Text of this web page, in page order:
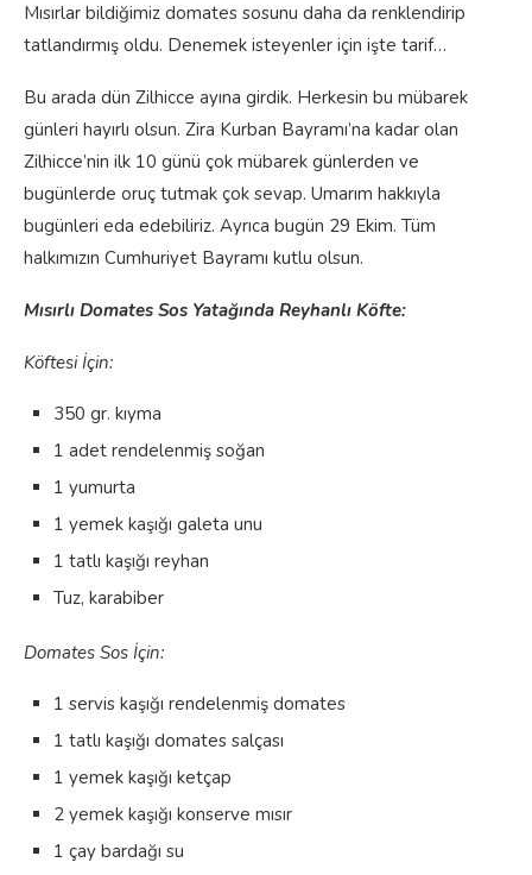
Mısırlar bildiğimiz domates sosunu daha da renklendirip
tatlandırmış oldu. Denemek isteyenler için işte tarif…
Bu arada dün Zilhicce ayına girdik. Herkesin bu mübarek
günleri hayırlı olsun. Zira Kurban Bayramı’na kadar olan
Zilhicce’nin ilk 10 günü çok mübarek günlerden ve
bugünlerde oruç tutmak çok sevap. Umarım hakkıyla
bugünleri eda edebiliriz. Ayrıca bugün 29 Ekim. Tüm
halkımızın Cumhuriyet Bayramı kutlu olsun.
Mısırlı Domates Sos Yatağında Reyhanlı Köfte:
Köftesi İçin:
350 gr. kıyma
1 adet rendelenmiş soğan
1 yumurta
1 yemek kaşığı galeta unu
1 tatlı kaşığı reyhan
Tuz, karabiber
Domates Sos İçin:
1 servis kaşığı rendelenmiş domates
1 tatlı kaşığı domates salçası
1 yemek kaşığı ketçap
2 yemek kaşığı konserve mısır
1 çay bardağı su